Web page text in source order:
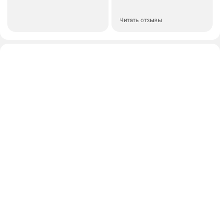
Читать отзывы